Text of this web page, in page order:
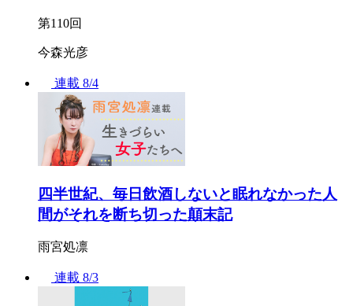
第110回
今森光彦
連載 8/4
四半世紀、毎日飲酒しないと眠れなかった人
間がそれを断ち切った顛末記
雨宮処凛
連載 8/3